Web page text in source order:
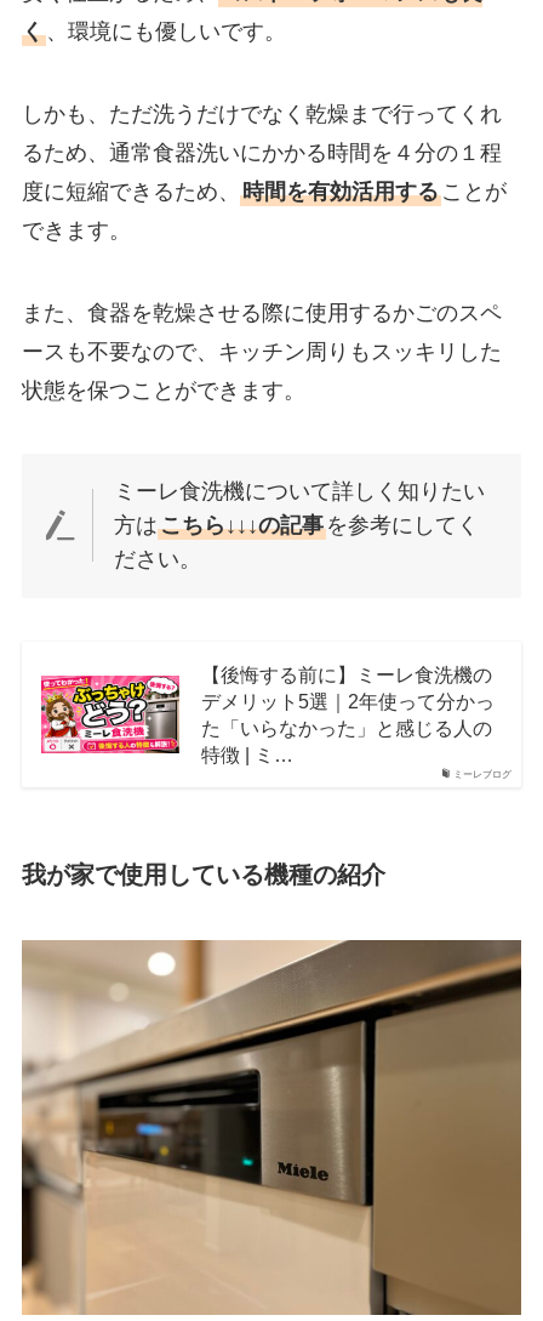
く、環境にも優しいです。
しかも、ただ洗うだけでなく乾燥まで行ってくれ
るため、通常食器洗いにかかる時間を４分の１程
度に短縮できるため、 時間を有効活用することが
できます。
また、食器を乾燥させる際に使用するかごのスペ
ースも不要なので、キッチン周りもスッキリした
状態を保つことができます。
ミーレ食洗機について詳しく知りたい
方はこちら↓↓↓の記事を参考にしてく
ださい。
ミーレブログ
【後悔する前に】ミーレ食洗機の
デメリット5選｜2年使って分かっ
た「いらなかった」と感じる人の
特徴 | ミ…
我が家で使用している機種の紹介